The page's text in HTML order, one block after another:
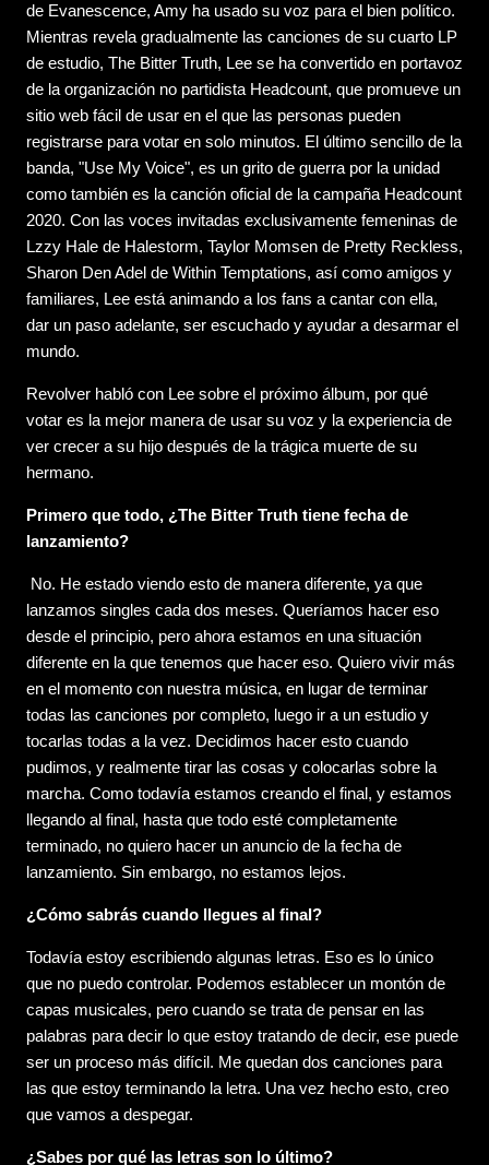
de Evanescence, Amy ha usado su voz para el bien político.
Mientras revela gradualmente las canciones de su cuarto LP
de estudio, The Bitter Truth, Lee se ha convertido en portavoz
de la organización no partidista Headcount, que promueve un
sitio web fácil de usar en el que las personas pueden
registrarse para votar en solo minutos. El último sencillo de la
banda, "Use My Voice", es un grito de guerra por la unidad
como también es la canción oficial de la campaña Headcount
2020. Con las voces invitadas exclusivamente femeninas de
Lzzy Hale de Halestorm, Taylor Momsen de Pretty Reckless,
Sharon Den Adel de Within Temptations, así como amigos y
familiares, Lee está animando a los fans a cantar con ella,
dar un paso adelante, ser escuchado y ayudar a desarmar el
mundo.
Revolver habló con Lee sobre el próximo álbum, por qué
votar es la mejor manera de usar su voz y la experiencia de
ver crecer a su hijo después de la trágica muerte de su
hermano.
Primero que todo, ¿The Bitter Truth tiene fecha de
lanzamiento?
No. He estado viendo esto de manera diferente, ya que
lanzamos singles cada dos meses. Queríamos hacer eso
desde el principio, pero ahora estamos en una situación
diferente en la que tenemos que hacer eso. Quiero vivir más
en el momento con nuestra música, en lugar de terminar
todas las canciones por completo, luego ir a un estudio y
tocarlas todas a la vez. Decidimos hacer esto cuando
pudimos, y realmente tirar las cosas y colocarlas sobre la
marcha. Como todavía estamos creando el final, y estamos
llegando al final, hasta que todo esté completamente
terminado, no quiero hacer un anuncio de la fecha de
lanzamiento. Sin embargo, no estamos lejos.
¿Cómo sabrás cuando llegues al final?
Todavía estoy escribiendo algunas letras. Eso es lo único
que no puedo controlar. Podemos establecer un montón de
capas musicales, pero cuando se trata de pensar en las
palabras para decir lo que estoy tratando de decir, ese puede
ser un proceso más difícil. Me quedan dos canciones para
las que estoy terminando la letra. Una vez hecho esto, creo
que vamos a despegar.
¿Sabes por qué las letras son lo último?